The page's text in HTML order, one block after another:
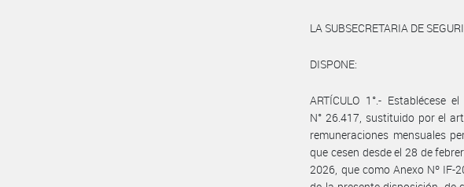
LA SUBSECRETARIA DE
DISPONE:
ARTÍCULO 1°.-
N° 26.417, sustituido por el
remuneraciones mensuales
que cesen desde el 28 de
2026, que como Anexo Nº IF-